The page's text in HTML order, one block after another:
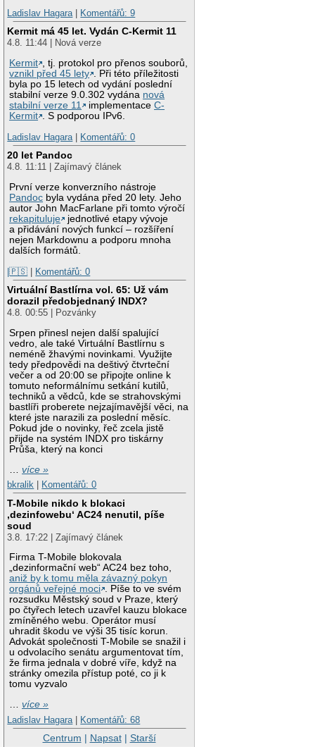
Ladislav Hagara | Komentářů: 9
Kermit má 45 let. Vydán C-Kermit 11
4.8. 11:44 | Nová verze
Kermit , tj. protokol pro přenos souborů,
vznikl před 45 lety . Při této příležitosti
byla po 15 letech od vydání poslední
stabilní verze 9.0.302 vydána nová
stabilní verze 11
implementaceC-
Kermit . S podporou IPv6.
Ladislav Hagara | Komentářů: 0
20 let Pandoc
4.8. 11:11 | Zajímavý článek
První verze konverzního nástroje
Pandoc byla vydána před 20 lety. Jeho
autor John MacFarlane při tomto výročí
rekapituluje
jednotlivé etapy vývoje
a přidávání nových funkcí – rozšíření
nejen Markdownu a podporu mnoha
dalších formátů.
|🇵🇸 | Komentářů: 0
Virtuální Bastlírna vol. 65: Už vám
dorazil předobjednaný INDX?
4.8. 00:55 | Pozvánky
Srpen přinesl nejen další spalující
vedro, ale také Virtuální Bastlírnu s
neméně žhavými novinkami. Využijte
tedy předpovědi na deštivý čtvrteční
večer a od 20:00 se připojte online k
tomuto neformálnímu setkání kutilů,
techniků a vědců, kde se strahovskými
bastlíři proberete nejzajímavější věci, na
které jste narazili za poslední měsíc.
Pokud jde o novinky, řeč zcela jistě
přijde na systém INDX pro tiskárny
Průša, který na konci
…více »
bkralik
Komentářů: 0
T-Mobile nikdo k blokaci
‚dezinfowebu‘ AC24 nenutil, píše
soud
3.8. 17:22 | Zajímavý článek
Firma T-Mobile blokovala
„dezinformační web“ AC24 bez toho,
aniž by k tomu měla závazný pokyn
orgánů veřejné moci . Píše to ve svém
rozsudku Městský soud v Praze, který
po čtyřech letech uzavřel kauzu blokace
zmíněného webu. Operátor musí
uhradit škodu ve výši 35 tisíc korun.
Advokát společnosti T-Mobile se snažil i
u odvolacího senátu argumentovat tím,
že firma jednala v dobré víře, když na
stránky omezila přístup poté, co ji k
tomu vyzvalo
…více »
Ladislav Hagara | Komentářů: 68
Centrum | Napsat| Starší